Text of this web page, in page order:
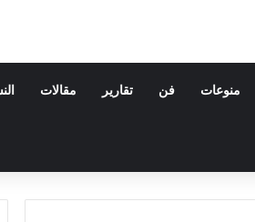
منوعات فن تقارير مقالات